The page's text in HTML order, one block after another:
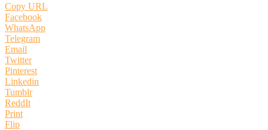
Copy URL
Facebook
WhatsApp
Telegram
Email
Twitter
Pinterest
Linkedin
Tumblr
ReddIt
Print
Flip